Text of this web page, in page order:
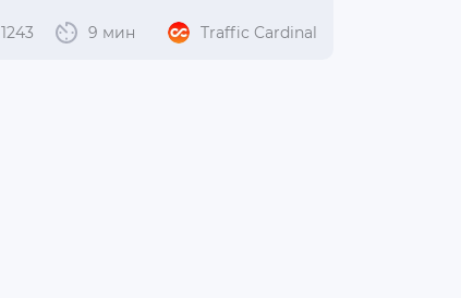
1243 9 мин Traffic Cardinal